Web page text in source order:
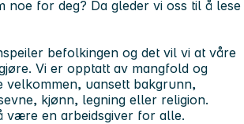
noe for deg? Da gleder vi oss til å lese
befolkingen og det vil vi at våre
Vi er opptatt av mangfold og
velkommen, uansett bakgrunn,
kjønn, legning eller religion.
være en arbeidsgiver for alle.